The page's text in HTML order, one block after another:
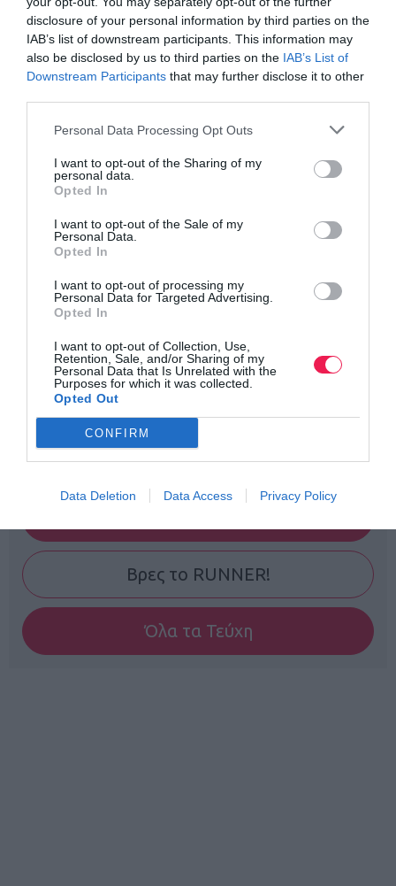
disclosure of your personal information by third parties on the
IAB’s list of downstream participants. This information may
also be disclosed by us to third parties on the IAB’s List of
Downstream Participants that may further disclose it to other
Personal Data Processing Opt Outs
I want to opt-out of the Sharing of my
personal data.
Opted In
I want to opt-out of the Sale of my
Personal Data.
Opted In
I want to opt-out of processing my
Personal Data for Targeted Advertising.
Opted In
I want to opt-out of Collection, Use,
Retention, Sale, and/or Sharing of my
Personal Data that Is Unrelated with the
Purposes for which it was collected.
Opted Out
CONFIRM
Data Deletion Data Access Privacy Policy
Βρες το RUNNER!
Όλα τα Τεύχη